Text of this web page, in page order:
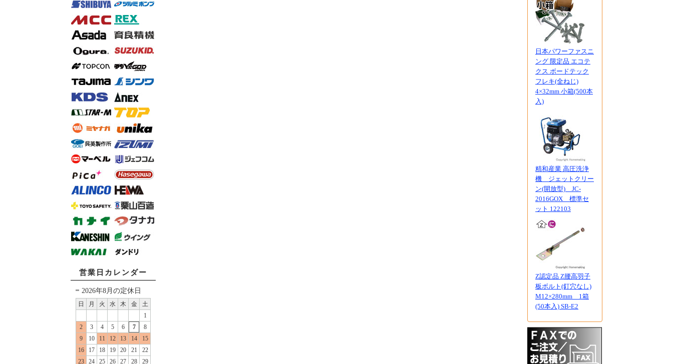
営業日カレンダー
2026年8月の定休日
日 月 火 水 木 金
土
1
2
3 4 5 6 7
8
9
10 11 12 13 14
15
16
17 18 19 20 21
22
23
24 25 26 27 28 29
日本パワーファスニ
ング 限定品 エコテ
クス ボードテック
フレキ(全ねじ)
4×32mm 小箱(500本
入)
精和産業 高圧洗浄
機 ジェットクリー
ン(開放型) JC-
2016GOX 標準セ
ット 122103
Z認定品 Z腰高羽子
板ボルト(釘穴なし)
M12×280mm 1箱
(50本入) SB-E2